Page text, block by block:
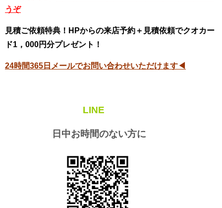
うぞ
見積ご依頼特典！HPからの来店予約＋見積依頼でクオカー
ド1，000円分プレゼント！
24時間365日メールでお問い合わせいただけます◀
LINE
日中お時間のない方に